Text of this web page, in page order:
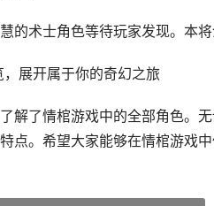
的术士角色等待玩家发现。本
展开属于你的奇幻之旅
解了情棺游戏中的全部角色。
点。希望大家能够在情棺游戏